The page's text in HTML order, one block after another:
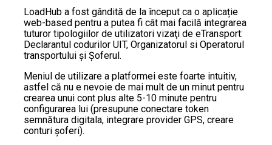
LoadHub a fost gândită de la început ca o aplicație
web-based pentru a putea fi cât mai facilă integrarea
tuturor tipologiilor de utilizatori vizaţi de eTransport:
Declarantul codurilor UIT, Organizatorul si Operatorul
transportului şi Şoferul.
Meniul de utilizare a platformei este foarte intuitiv,
astfel că nu e nevoie de mai mult de un minut pentru
crearea unui cont plus alte 5-10 minute pentru
configurarea lui (presupune conectare token
semnătura digitala, integrare provider GPS, creare
conturi șoferi).